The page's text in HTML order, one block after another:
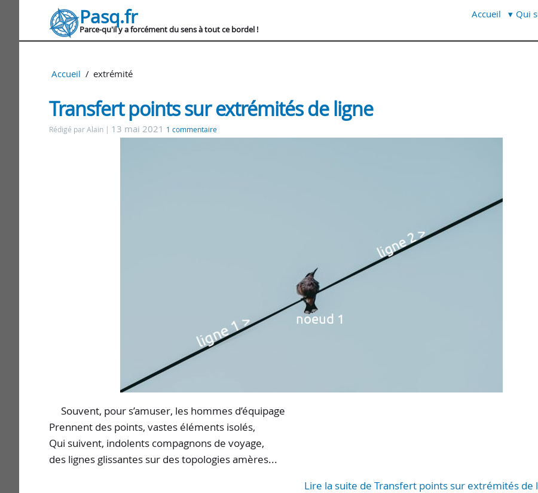
Pasq.fr
Parce-qu'il y a forcément du sens à tout ce bordel !
Accueil Qui
Accueil extrémité
Transfert points sur extrémités de ligne
Rédigé par Alain 13 mai 2021 1 commentaire
Souvent, pour s’amuser, les hommes d’équipage
Prennent des points, vastes éléments isolés,
Qui suivent, indolents compagnons de voyage,
des lignes glissantes sur des topologies amères...
Lire la suite de Transfert points sur extrémités de